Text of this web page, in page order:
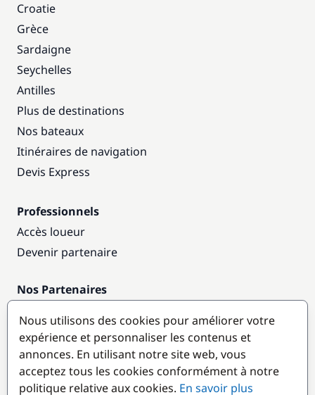
Croatie
Grèce
Sardaigne
Seychelles
Antilles
Plus de destinations
Nos bateaux
Itinéraires de navigation
Devis Express
Professionnels
Accès loueur
Devenir partenaire
Nos Partenaires
Destinations populaires
Nous utilisons des cookies pour améliorer votre
expérience et personnaliser les contenus et
annonces. En utilisant notre site web, vous
acceptez tous les cookies conformément à notre
politique relative aux cookies. En savoir plus